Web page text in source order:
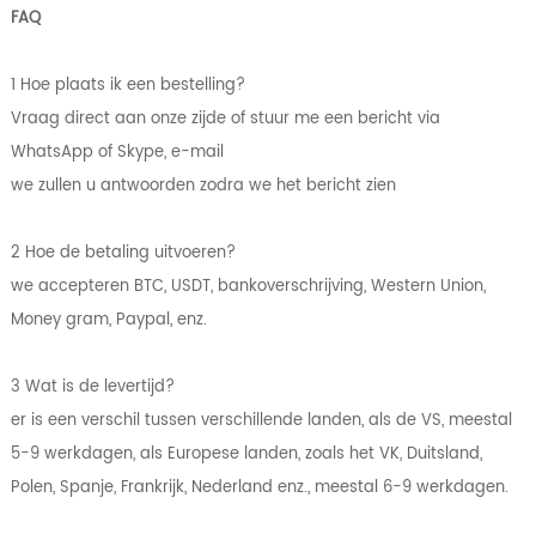
FAQ
1 Hoe plaats ik een bestelling?
Vraag direct aan onze zijde of stuur me een bericht via
WhatsApp of Skype, e-mail
we zullen u antwoorden zodra we het bericht zien
2 Hoe de betaling uitvoeren?
we accepteren BTC, USDT, bankoverschrijving, Western Union,
Money gram, Paypal, enz.
3 Wat is de levertijd?
er is een verschil tussen verschillende landen, als de VS, meestal
5-9 werkdagen, als Europese landen, zoals het VK, Duitsland,
Polen, Spanje, Frankrijk, Nederland enz., meestal 6-9 werkdagen.